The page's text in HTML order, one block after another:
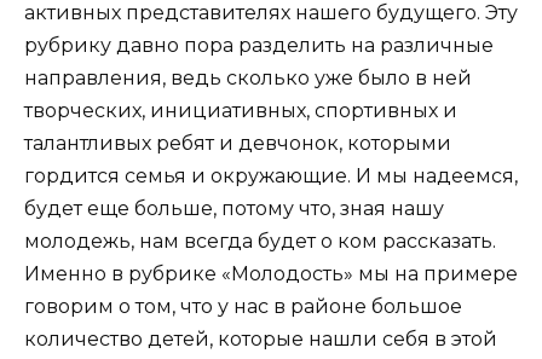
активных представителях нашего будущего. Эту
рубрику давно пора разделить на различные
направления, ведь сколько уже было в ней
творческих, инициативных, спортивных и
талантливых ребят и девчонок, которыми
гордится семья и окружающие. И мы надеемся,
будет еще больше, потому что, зная нашу
молодежь, нам всегда будет о ком рассказать.
Именно в рубрике «Молодость» мы на примере
говорим о том, что у нас в районе большое
количество детей, которые нашли себя в этой